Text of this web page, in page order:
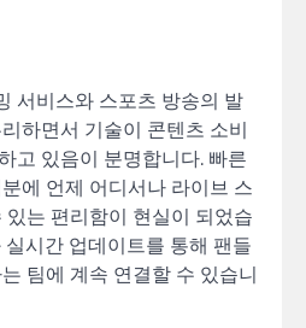
서비스와 스포츠 방송의 발
하면서 기술이 콘텐츠 소비
고 있음이 분명합니다. 빠른
에 언제 어디서나 라이브 스
는 편리함이 현실이 되었습
시간 업데이트를 통해 팬들
팀에 계속 연결할 수 있습니